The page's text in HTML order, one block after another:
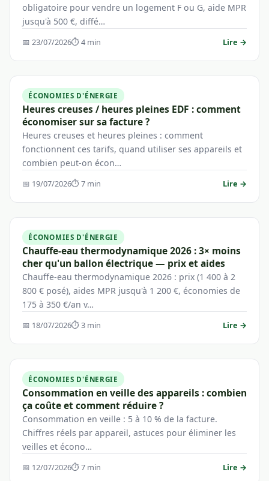
obligatoire pour vendre un logement F ou G, aide MPR
jusqu'à 500 €, diffé…
📅 23/07/2026⏱ 4 min Lire →
ÉCONOMIES D'ÉNERGIE
Heures creuses / heures pleines EDF : comment
économiser sur sa facture ?
Heures creuses et heures pleines : comment
fonctionnent ces tarifs, quand utiliser ses appareils et
combien peut-on écon…
📅 19/07/2026⏱ 7 min Lire →
ÉCONOMIES D'ÉNERGIE
Chauffe-eau thermodynamique 2026 : 3× moins
cher qu'un ballon électrique — prix et aides
Chauffe-eau thermodynamique 2026 : prix (1 400 à 2
800 € posé), aides MPR jusqu'à 1 200 €, économies de
175 à 350 €/an v…
📅 18/07/2026⏱ 3 min Lire →
ÉCONOMIES D'ÉNERGIE
Consommation en veille des appareils : combien
ça coûte et comment réduire ?
Consommation en veille : 5 à 10 % de la facture.
Chiffres réels par appareil, astuces pour éliminer les
veilles et écono…
📅 12/07/2026⏱ 7 min Lire →